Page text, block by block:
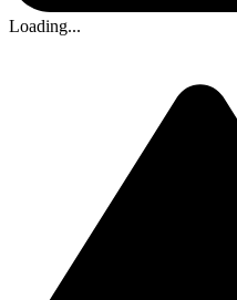
Loading...